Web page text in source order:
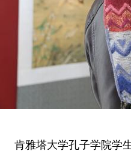
肯雅塔大学孔子学院